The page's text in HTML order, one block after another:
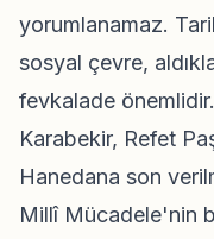
yorumlanamaz.
sosyal çevre,
fevkalade
Karabekir, Refet
Hanedana son
Millî Mücadele'nin